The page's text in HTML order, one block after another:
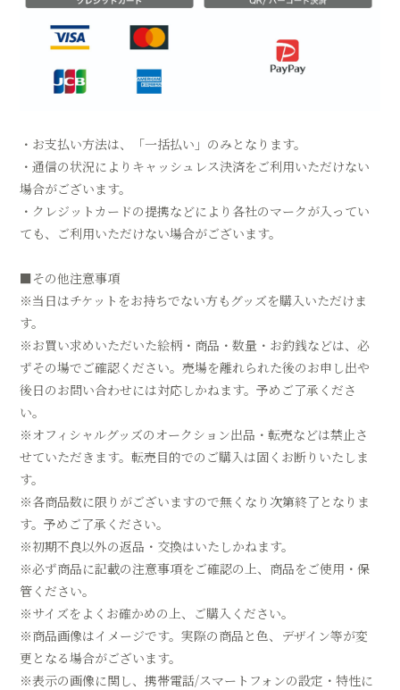
・お支払い方法は、「一括払い」のみとなります。
・通信の状況によりキャッシュレス決済をご利用いただけない
場合がございます。
・クレジットカードの提携などにより各社のマークが入ってい
ても、ご利用いただけない場合がございます。
■その他注意事項
※当日はチケットをお持ちでない方もグッズを購入いただけま
す。
※お買い求めいただいた絵柄・商品・数量・お釣銭などは、必
ずその場でご確認ください。売場を離れられた後のお申し出や
後日のお問い合わせには対応しかねます。予めご了承くださ
い。
※オフィシャルグッズのオークション出品・転売などは禁止さ
せていただきます。転売目的でのご購入は固くお断りいたしま
す。
※各商品数に限りがございますので無くなり次第終了となりま
す。予めご了承ください。
※初期不良以外の返品・交換はいたしかねます。
※必ず商品に記載の注意事項をご確認の上、商品をご使用・保
管ください。
※サイズをよくお確かめの上、ご購入ください。
※商品画像はイメージです。実際の商品と色、デザイン等が変
更となる場合がございます。
※表示の画像に関し、携帯電話/スマートフォンの設定・特性に